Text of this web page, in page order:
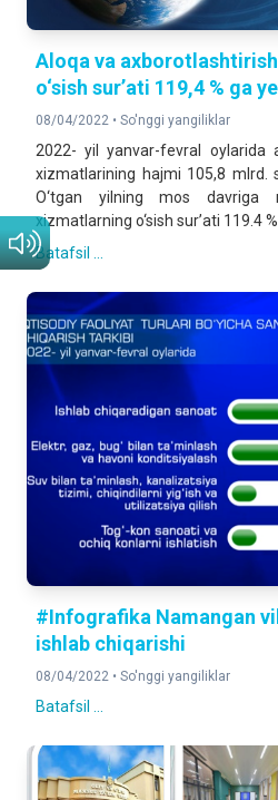
Aloqa va
o‘sish sur’ati 119,4 % ga
08/04/2022 • So'nggi yangiliklar
2022- yil yanvar-fevral oylarida
xizmatlarining hajmi 105,8 mlrd.
O‘tgan yilning mos davriga
xizmatlarning o‘sish sur’ati 119.4
Batafsil ...
#Infografika Namangan
ishlab chiqarishi
08/04/2022 • So'nggi yangiliklar
Batafsil ...